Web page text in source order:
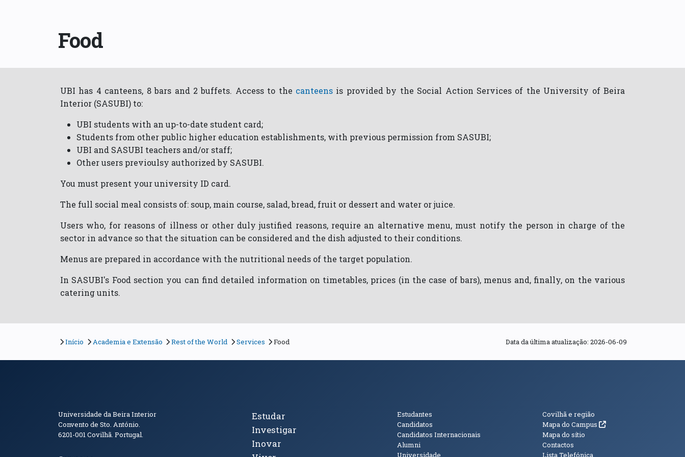
Food
UBI has 4 canteens, 8 bars and 2 buffets. Access to the canteens is provided by the Social Action Services of the University of Beira
Interior (SASUBI) to:
UBI students with an up-to-date student card;
Students from other public higher education establishments, with previous permission from SASUBI;
UBI and SASUBI teachers and/or staff;
Other users previoulsy authorized by SASUBI.
You must present your university ID card.
The full social meal consists of: soup, main course, salad, bread, fruit or dessert and water or juice.
Users who, for reasons of illness or other duly justified reasons, require an alternative menu, must notify the person in charge of the
sector in advance so that the situation can be considered and the dish adjusted to their conditions.
Menus are prepared in accordance with the nutritional needs of the target population.
In SASUBI's Food section you can find detailed information on timetables, prices (in the case of bars), menus and, finally, on the various
catering units.
Início Academia e Extensão Rest of the World Services Food Data da última atualização: 2026-06-09
Informações de Contacto
Universidade da Beira Interior
Convento de Sto. António.
6201-001Covilhã. Portugal.
Tópicos Principais
Estudar
Investigar
Inovar
Públicos
Estudantes
Candidatos
Candidatos Internacionais
Alumni
Universidade
Informações
Covilhã e região
Mapa do Campus (abre em nova janela)
Mapa do sítio
Contactos
Lista Telefónica